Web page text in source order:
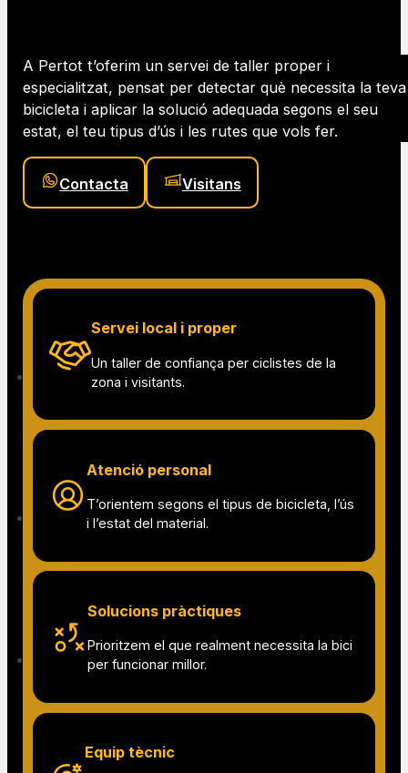
A Pertot t’oferim un servei de taller proper i
especialitzat, pensat per detectar què necessita la teva
bicicleta i aplicar la solució adequada segons el seu
estat, el teu tipus d’ús i les rutes que vols fer.
Contacta Visitans
Servei local i proper
Un taller de confiança per ciclistes de la
zona i visitants.
Atenció personal